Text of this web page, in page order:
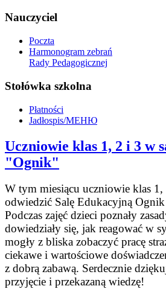
Nauczyciel
Poczta
Harmonogram zebrań
Rady Pedagogicznej
Stołówka szkolna
Płatności
Jadłospis/МЕНЮ
Uczniowie klas 1, 2 i 3 w
"Ognik"
W tym miesiącu uczniowie klas
odwiedzić Salę Edukacyjną
Podczas zajęć dzieci poznały
dowiedziały się, jak reagować w
mogły z bliska zobaczyć pracę
ciekawe i wartościowe
z dobrą zabawą. Serdecznie
przyjęcie i przekazaną wiedzę!